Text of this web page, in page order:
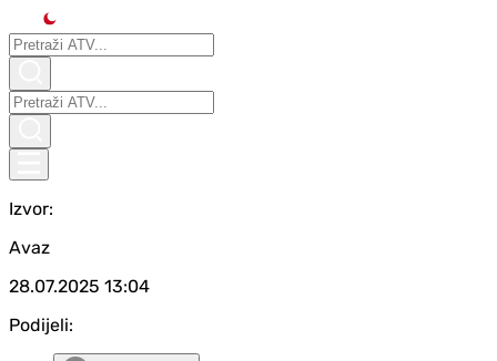
Izvor:
Avaz
28.07.2025 13:04
Podijeli: